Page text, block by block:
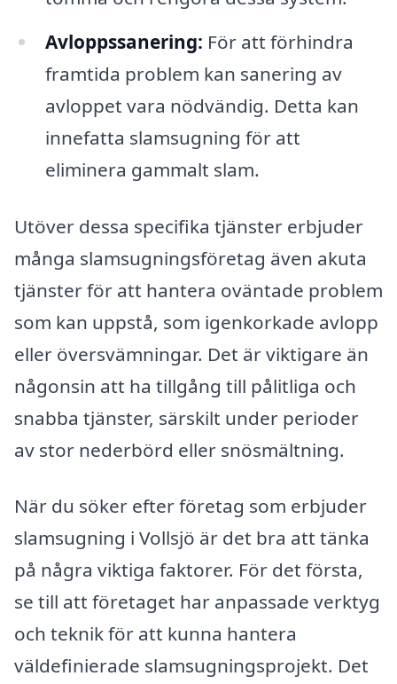
Avloppssanering: För att förhindra
framtida problem kan sanering av
avloppet vara nödvändig. Detta kan
innefatta slamsugning för att
eliminera gammalt slam.
Utöver dessa specifika tjänster erbjuder
många slamsugningsföretag även akuta
tjänster för att hantera oväntade problem
som kan uppstå, som igenkorkade avlopp
eller översvämningar. Det är viktigare än
någonsin att ha tillgång till pålitliga och
snabba tjänster, särskilt under perioder
av stor nederbörd eller snösmältning.
När du söker efter företag som erbjuder
slamsugning i Vollsjö är det bra att tänka
på några viktiga faktorer. För det första,
se till att företaget har anpassade verktyg
och teknik för att kunna hantera
väldefinierade slamsugningsprojekt. Det